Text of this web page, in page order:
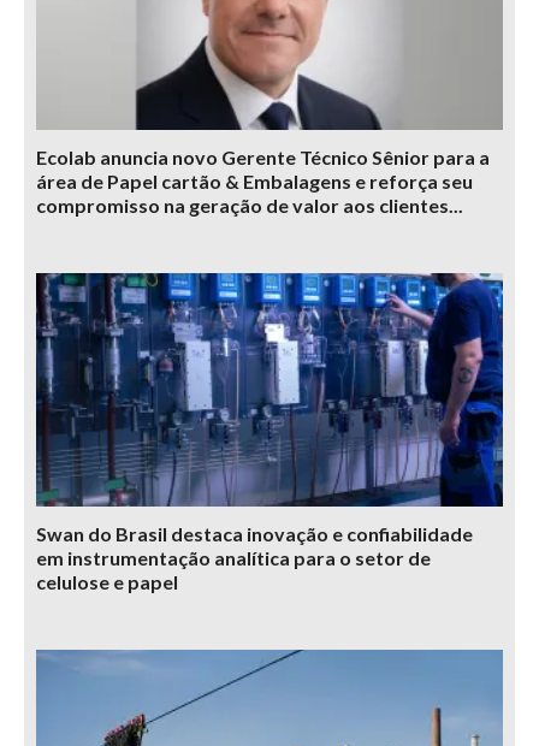
Ecolab anuncia novo Gerente Técnico Sênior para a
área de Papel cartão & Embalagens e reforça seu
compromisso na geração de valor aos clientes...
Swan do Brasil destaca inovação e confiabilidade
em instrumentação analítica para o setor de
celulose e papel